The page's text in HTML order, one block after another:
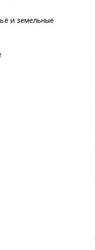
и земельные